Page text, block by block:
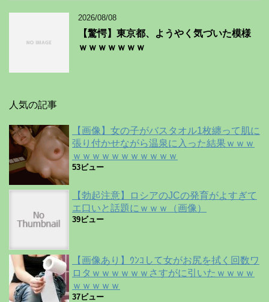
2026/08/08
【驚愕】東京都、ようやく気づいた模様
ｗｗｗｗｗｗｗ
人気の記事
【画像】女の子がバスタオル1枚纏って肌に
張り付かせながら温泉に入った結果ｗｗｗ
ｗｗｗｗｗｗｗｗｗｗｗ
53ビュー
【勃起注意】ロシアのJCの発育がよすぎて
エ口いと話題にｗｗｗ（画像）
39ビュー
【画像あり】ｳﾝｺして女がお尻を拭く回数ワ
ロタｗｗｗｗｗｗさすがに引いたｗｗｗｗ
ｗｗｗｗｗ
37ビュー